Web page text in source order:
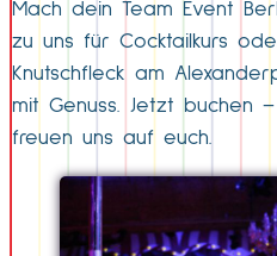
Mach dein Team Event
zu uns für Cocktailkurs
Knutschfleck am
mit Genuss. Jetzt buchen
freuen uns auf euch.